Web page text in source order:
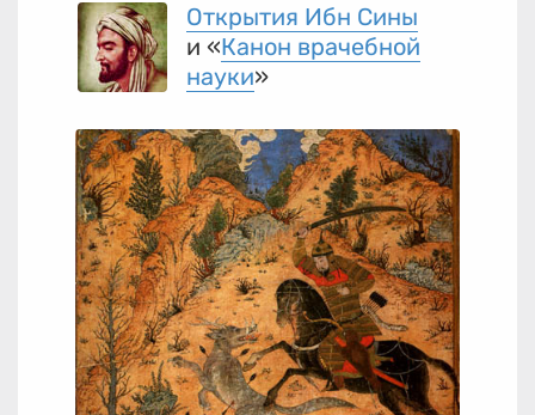
Открытия Ибн Сины
и «Канон врачебной
науки»